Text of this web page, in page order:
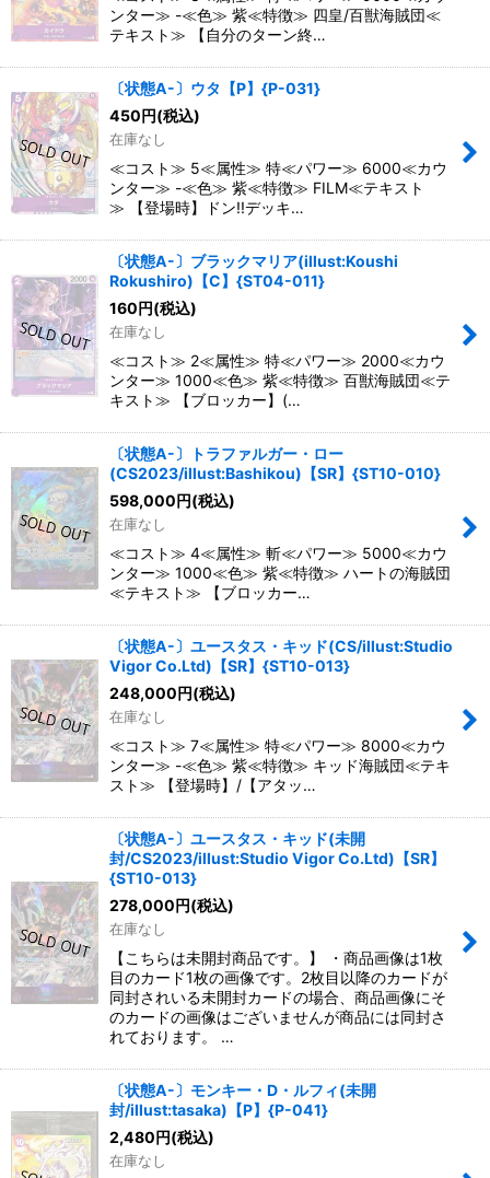
ンター≫ -≪色≫ 紫≪特徴≫ 四皇/百獣海賊団≪
テキスト≫ 【自分のターン終…
〔状態A-〕ウタ【P】{P-031}
450円(税込)
在庫なし
≪コスト≫ 5≪属性≫ 特≪パワー≫ 6000≪カウ
ンター≫ -≪色≫ 紫≪特徴≫ FILM≪テキスト
≫ 【登場時】ドン!!デッキ…
〔状態A-〕ブラックマリア(illust:Koushi
Rokushiro)【C】{ST04-011}
160円(税込)
在庫なし
≪コスト≫ 2≪属性≫ 特≪パワー≫ 2000≪カウ
ンター≫ 1000≪色≫ 紫≪特徴≫ 百獣海賊団≪テ
キスト≫ 【ブロッカー】(…
〔状態A-〕トラファルガー・ロー
(CS2023/illust:Bashikou)【SR】{ST10-010}
598,000円(税込)
在庫なし
≪コスト≫ 4≪属性≫ 斬≪パワー≫ 5000≪カウ
ンター≫ 1000≪色≫ 紫≪特徴≫ ハートの海賊団
≪テキスト≫ 【ブロッカー…
〔状態A-〕ユースタス・キッド(CS/illust:Studio
Vigor Co.Ltd)【SR】{ST10-013}
248,000円(税込)
在庫なし
≪コスト≫ 7≪属性≫ 特≪パワー≫ 8000≪カウ
ンター≫ -≪色≫ 紫≪特徴≫ キッド海賊団≪テキ
スト≫ 【登場時】/【アタッ…
〔状態A-〕ユースタス・キッド(未開
封/CS2023/illust:Studio Vigor Co.Ltd)【SR】
{ST10-013}
278,000円(税込)
在庫なし
【こちらは未開封商品です。】 ・商品画像は1枚
目のカード1枚の画像です。2枚目以降のカードが
同封されいる未開封カードの場合、商品画像にそ
のカードの画像はございませんが商品には同封さ
れております。 …
〔状態A-〕モンキー・D・ルフィ(未開
封/illust:tasaka)【P】{P-041}
2,480円(税込)
在庫なし